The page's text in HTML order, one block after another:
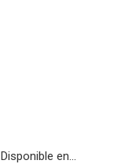
Disponible en...